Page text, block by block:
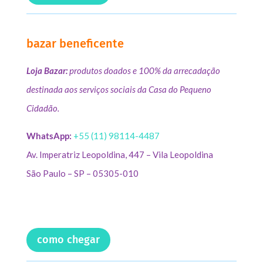
bazar beneficente
Loja Bazar:produtos doados e 100% da arrecadação
destinada aos serviços sociais da Casa do Pequeno
Cidadão.
WhatsApp: +55 (11) 98114-4487
Av. Imperatriz Leopoldina, 447 – Vila Leopoldina
São Paulo – SP – 05305-010
como chegar